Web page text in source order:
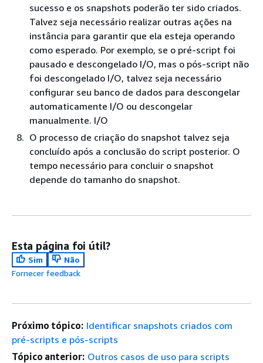
sucesso e os snapshots poderão ter sido criados.
Talvez seja necessário realizar outras ações na
instância para garantir que ela esteja operando
como esperado. Por exemplo, se o pré-script foi
pausado e descongelado I/O, mas o pós-script não
foi descongelado I/O, talvez seja necessário
configurar seu banco de dados para descongelar
automaticamente I/O ou descongelar
manualmente. I/O
O processo de criação do snapshot talvez seja
concluído após a conclusão do script posterior. O
tempo necessário para concluir o snapshot
depende do tamanho do snapshot.
Esta página foi útil?
Sim
Não
Fornecer feedback
Próximo tópico: Identificar snapshots criados com
pré-scripts e pós-scripts
Tópico anterior: Outros casos de uso para scripts